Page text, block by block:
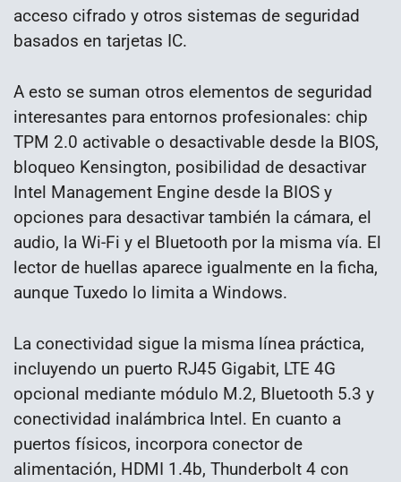
acceso cifrado y otros sistemas de seguridad
basados en tarjetas IC.
A esto se suman otros elementos de seguridad
interesantes para entornos profesionales: chip
TPM 2.0 activable o desactivable desde la BIOS,
bloqueo Kensington, posibilidad de desactivar
Intel Management Engine desde la BIOS y
opciones para desactivar también la cámara, el
audio, la Wi-Fi y el Bluetooth por la misma vía. El
lector de huellas aparece igualmente en la ficha,
aunque Tuxedo lo limita a Windows.
La conectividad sigue la misma línea práctica,
incluyendo un puerto RJ45 Gigabit, LTE 4G
opcional mediante módulo M.2, Bluetooth 5.3 y
conectividad inalámbrica Intel. En cuanto a
puertos físicos, incorpora conector de
alimentación, HDMI 1.4b, Thunderbolt 4 con